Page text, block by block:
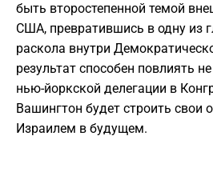
быть второстепенной темой
США, превратившись в одну из
раскола внутри
результат способен повлиять
нью-йоркской делегации в
Вашингтон будет строить свои
Израилем в будущем.